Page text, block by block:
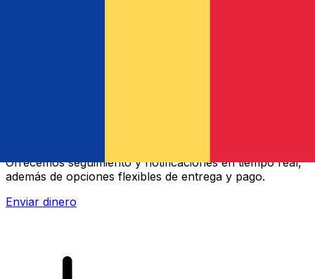
Ofrecemos seguimiento y notificaciones en tiempo real,
además de opciones flexibles de entrega y pago.
Enviar dinero